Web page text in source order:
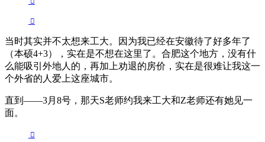
当时其实并不太想来工大。因为我已经在安徽待了好多年了
（本硕4+3），实在是不想在这里了。合肥这个地方，没有什
么能吸引外地人的，再加上劝退的房价，实在是很难让我这一
个外省的人爱上这座城市。
直到——3月8号，那天S老师约我来工大和Z老师还有她见一
面。